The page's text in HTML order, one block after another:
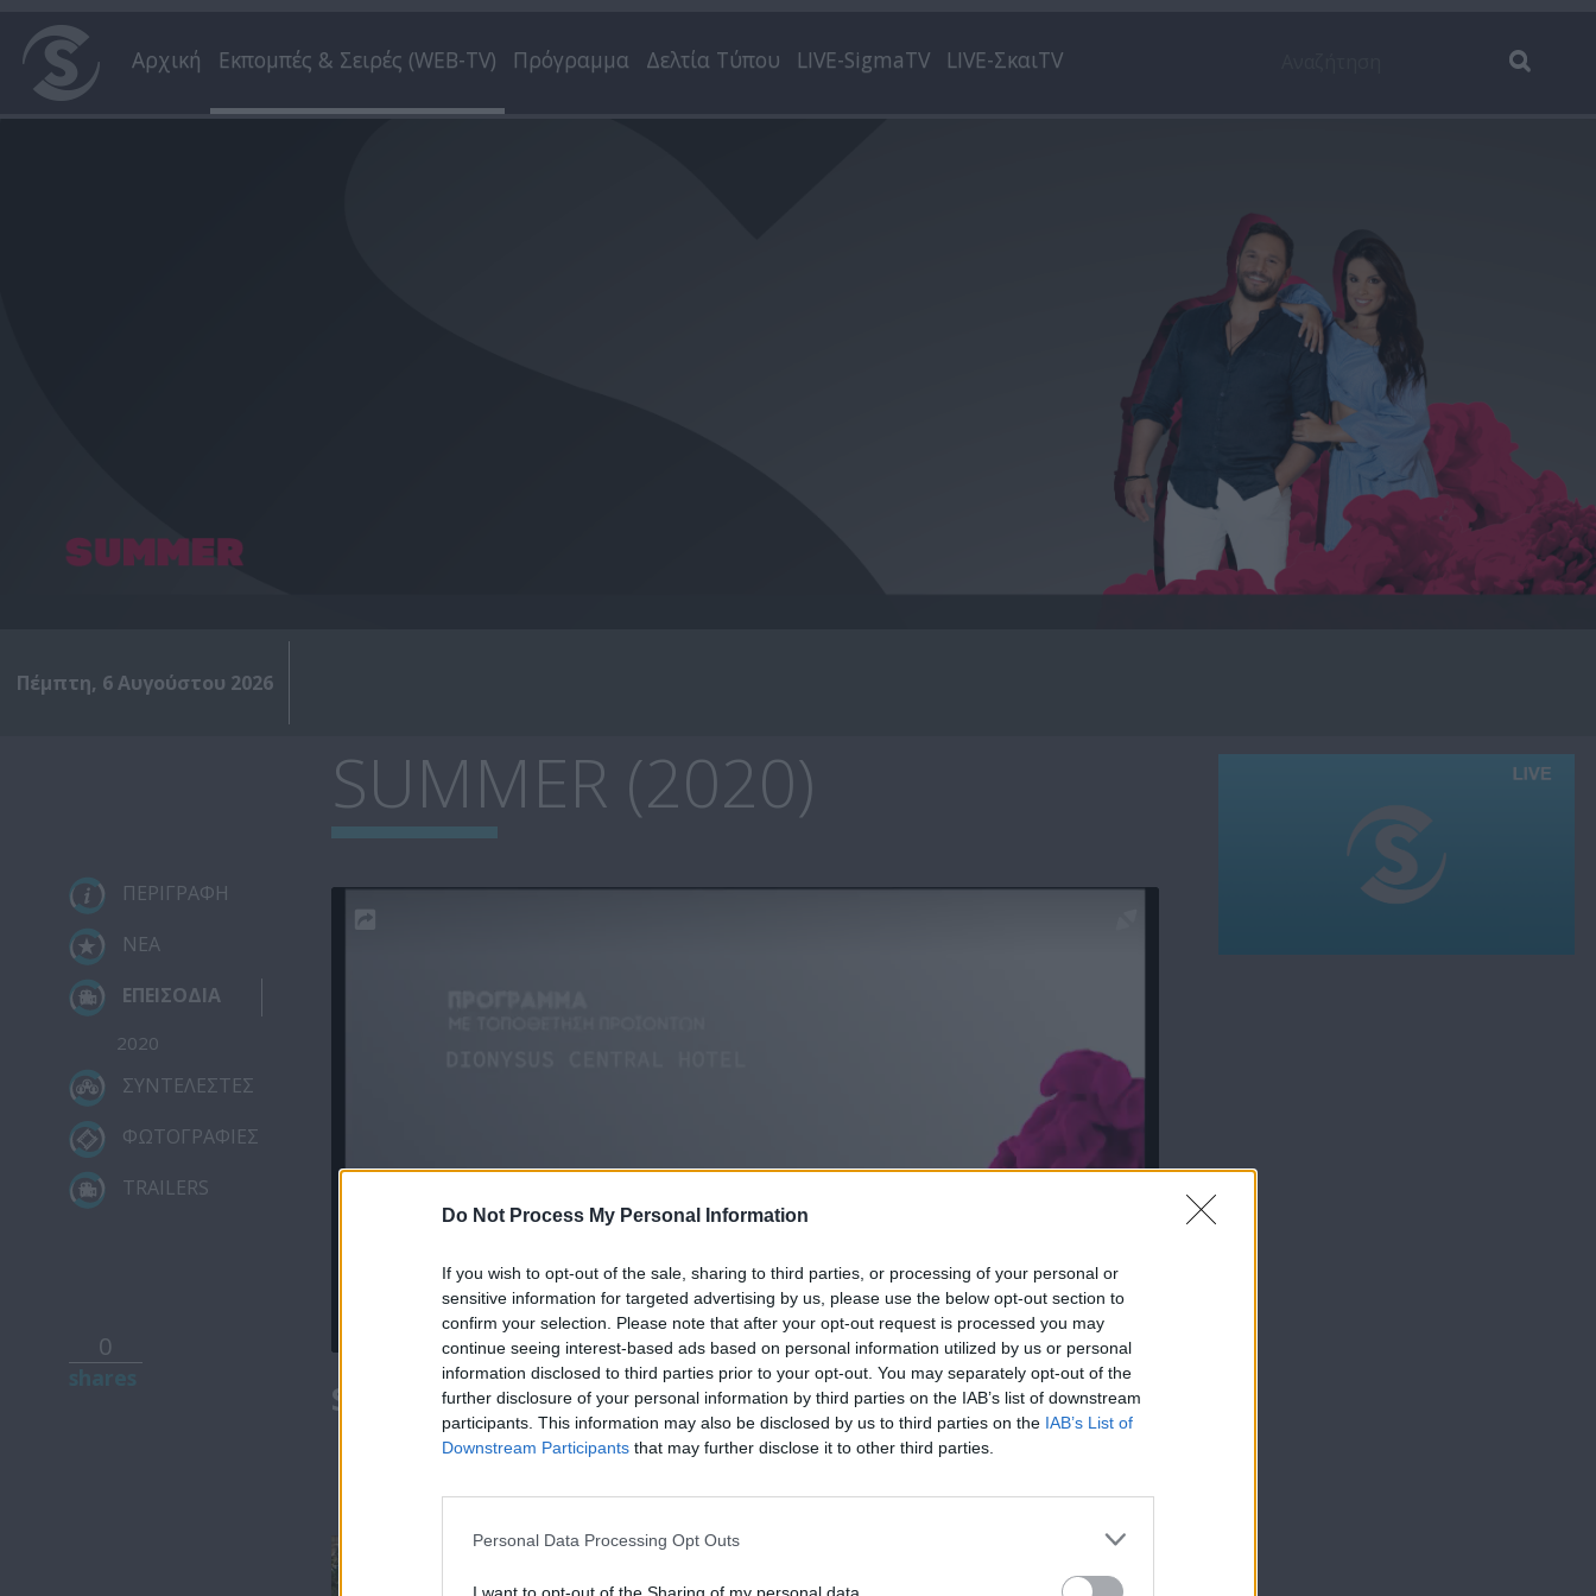
Do Not Process My Personal Information
If you wish to opt-out of the sale, sharing to third parties, or processing of your personal or
sensitive information for targeted advertising by us, please use the below opt-out section to
confirm your selection. Please note that after your opt-out request is processed you may
continue seeing interest-based ads based on personal information utilized by us or personal
information disclosed to third parties prior to your opt-out. You may separately opt-out of the
further disclosure of your personal information by third parties on the IAB’s list of downstream
participants. This information may also be disclosed by us to third parties on the IAB’s List of
Downstream Participants that may further disclose it to other third parties.
Personal Data Processing Opt Outs
I want to opt-out of the Sharing of my personal data.
Αρχική Εκπομπές & Σειρές (WEB-TV) Πρόγραμμα Δελτία Τύπου LIVE-SigmaTV LIVE-ΣκαιTV
Πέμπτη, 6 Αυγούστου 2026
SUMMER (2020)
ΠΕΡΙΓΡΑΦΗ
ΝΕΑ
ΕΠΕΙΣΟΔΙΑ
2020
ΣΥΝΤΕΛΕΣΤΕΣ
ΦΩΤΟΓΡΑΦΙΕΣ
TRAILERS
0
00:00 1:02:43
Summer 20.08.20